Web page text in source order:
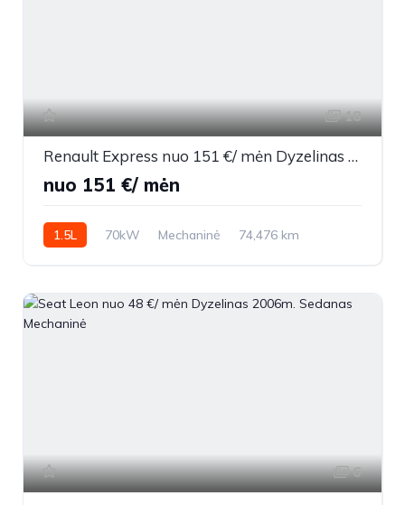
18
Renault Express nuo 151 €/ mėn Dyzelinas 2022m. Other Mechaninė
nuo 151 €/ mėn
1.5L 70kW Mechaninė
74,476 km
6